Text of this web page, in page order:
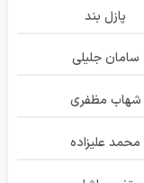
پازل بند
سامان جلیلی
شهاب مظفری
محمد علیزاده